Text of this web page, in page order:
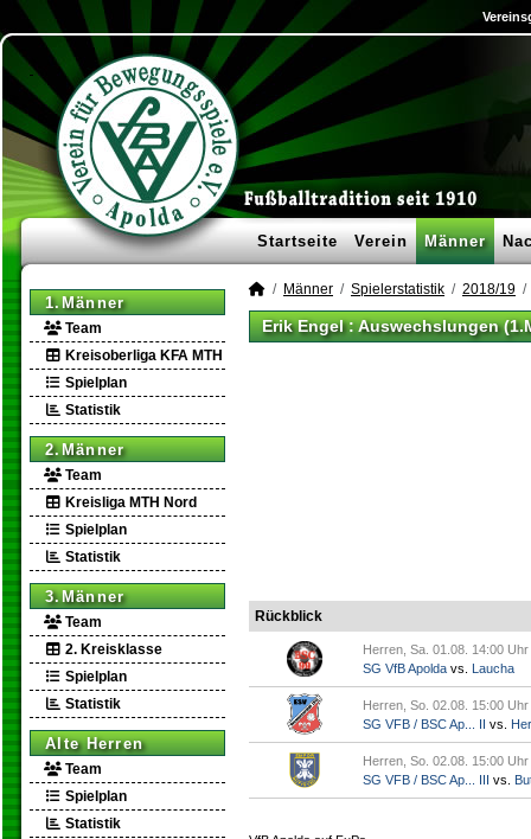
Startseite Verein Männer
1.Männer
Team
Kreisoberliga KFA MTH
Spielplan
Statistik
2.Männer
Team
Kreisliga MTH Nord
Spielplan
Statistik
3.Männer
Team
2. Kreisklasse
Spielplan
Statistik
Alte Herren
Team
Spielplan
Statistik
Männer Spielerstatistik 2018/19
Erik Engel : Auswechslungen
Rückblick
Herren, Sa. 01.08. 14:00 Uhr
SG VfB Apolda vs. Laucha
Herren, So. 02.08. 15:00 Uhr
SG VFB / BSC Ap... II vs.
Herren, So. 02.08. 15:00 Uhr
SG VFB / BSC Ap... III vs.